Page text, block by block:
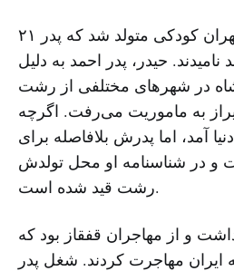
۲۱ آذرماه سال ۱۳۰۴ در تهران کودکی متولد شد که پدر
حیدر،‌ پدر احمد به دلیل
در شهرهای مختلفی از رشت
به ماموریت می‌‌رفت. اگرچه
آمد،‌ اما پدرش بلافاصله برای
در شناسنامه او محل تولدش
رشت قید شده است.
و از مهاجران قفقاز بود که
ایران مهاجرت کردند. شغل پدر